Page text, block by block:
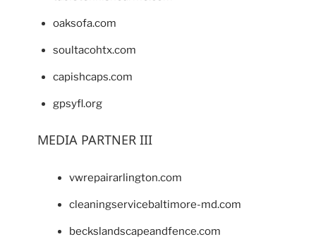
oaksofa.com
soultacohtx.com
capishcaps.com
gpsyfl.org
MEDIA PARTNER III
vwrepairarlington.com
cleaningservicebaltimore-md.com
beckslandscapeandfence.com